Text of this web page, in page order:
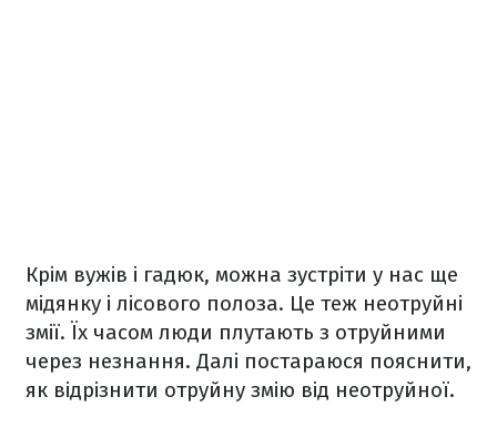
Крім вужів і гадюк, можна зустріти у нас ще
мідянку і лісового полоза. Це теж неотруйні
змії. Їх часом люди плутають з отруйними
через незнання. Далі постараюся пояснити,
як відрізнити отруйну змію від неотруйної.